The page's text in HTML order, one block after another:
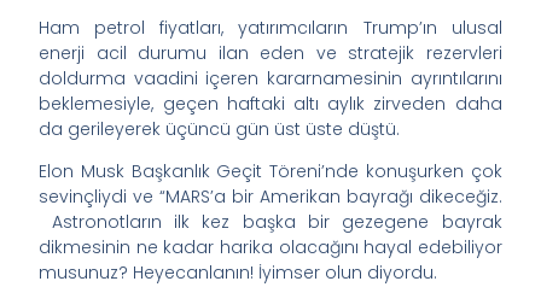
Ham petrol fiyatları, yatırımcıların Trump’ın ulusal
enerji acil durumu ilan eden ve stratejik rezervleri
doldurma vaadini içeren kararnamesinin ayrıntılarını
beklemesiyle, geçen haftaki altı aylık zirveden daha
da gerileyerek üçüncü gün üst üste düştü.
Elon Musk Başkanlık Geçit Töreni’nde konuşurken çok
sevinçliydi ve “MARS’a bir Amerikan bayrağı dikeceğiz.
Astronotların ilk kez başka bir gezegene bayrak
dikmesinin ne kadar harika olacağını hayal edebiliyor
musunuz? Heyecanlanın! İyimser olun diyordu.